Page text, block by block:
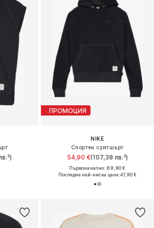
ПРОМОЦИЯ
NIKE
Спортен суитшърт
54,90 €(107,38 лв.³)
Първоначално: 69,90 €
Последна най-ниска цена:47,90 €